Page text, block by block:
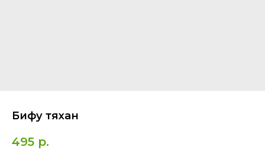
Бифу тяхан
495 р.